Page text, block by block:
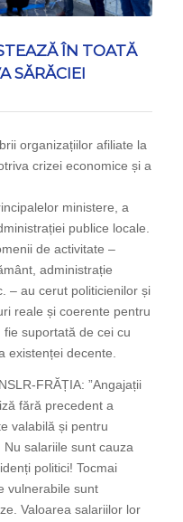
ÎN TOATĂ
SĂRĂCIEI
organizațiilor afiliate la
crizei economice și a
ministere, a
publice locale.
de activitate –
administrație
– au cerut politicienilor și
reale și coerente pentru
suportată de cei cu
existenței decente.
FRĂȚIA: ”Angajații
fără precedent a
valabilă și pentru
salariile sunt cauza
politici! Tocmai
vulnerabile sunt
Valoarea salariilor lor